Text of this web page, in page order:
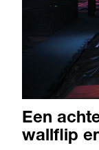
Een
wallflip